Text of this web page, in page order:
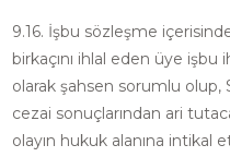
9.16. İşbu sözleşme
birkaçını ihlal eden üye
olarak şahsen sorumlu olup,
cezai sonuçlarından ari
olayın hukuk alanına intikal